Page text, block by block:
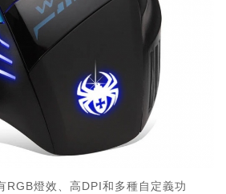
RGB燈效、高DPI和多種自定義功